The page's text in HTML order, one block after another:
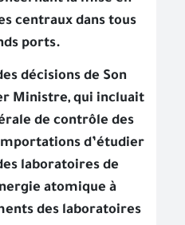
centraux dans tous
ports.
décisions de Son
Ministre, qui incluait
de contrôle des
d’étudier
laboratoires de
atomique à
des laboratoires